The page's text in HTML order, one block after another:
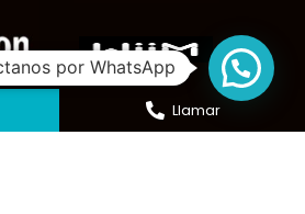
Llamar
por WhatsApp